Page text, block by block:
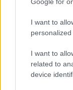
I want to
personalized
I want to
related to
device
Εσπευσμένα